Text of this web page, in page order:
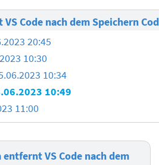
Code nach dem Speichern
20:45
10:30
10:34
10:49
11:00
entfernt VS Code nach dem